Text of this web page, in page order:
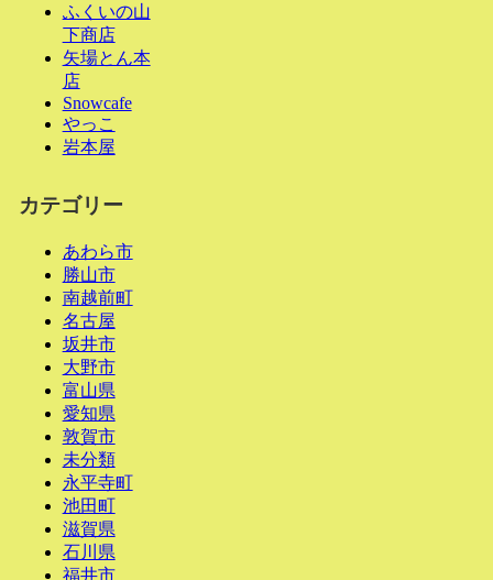
ふくいの山
下商店
矢場とん本
店
Snowcafe
やっこ
岩本屋
カテゴリー
あわら市
勝山市
南越前町
名古屋
坂井市
大野市
富山県
愛知県
敦賀市
未分類
永平寺町
池田町
滋賀県
石川県
福井市